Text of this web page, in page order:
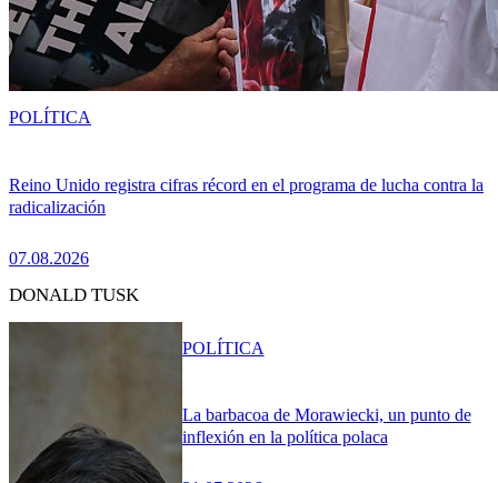
Reino Unido registra cifras récord en el programa de lucha contra la
radicalización
07.08.2026
POLÍTICA
DONALD TUSK
La barbacoa de Morawiecki, un punto de
inflexión en la política polaca
POLÍTICA